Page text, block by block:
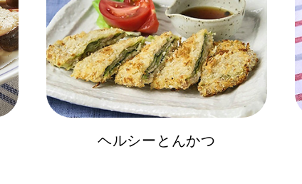
ヘルシーとんかつ